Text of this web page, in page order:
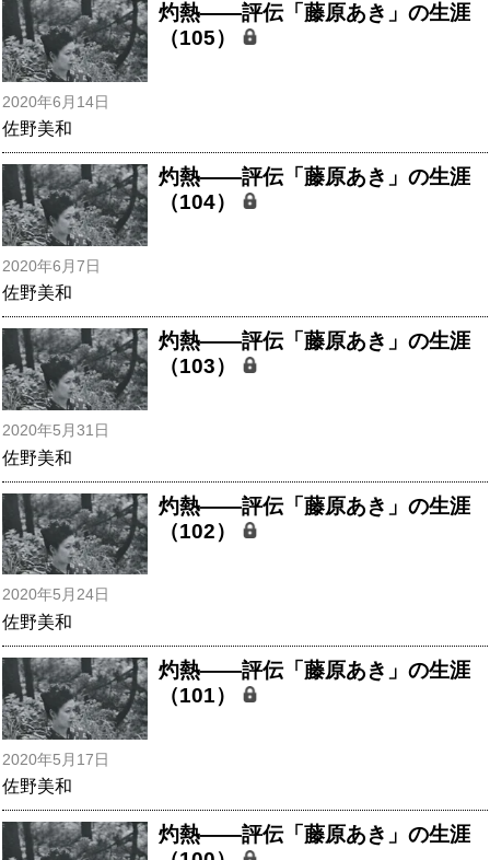
灼熱――評伝「藤原あき」の生涯
（105）
2020年6月14日
佐野美和
灼熱――評伝「藤原あき」の生涯
（104）
2020年6月7日
佐野美和
灼熱――評伝「藤原あき」の生涯
（103）
2020年5月31日
佐野美和
灼熱――評伝「藤原あき」の生涯
（102）
2020年5月24日
佐野美和
灼熱――評伝「藤原あき」の生涯
（101）
2020年5月17日
佐野美和
灼熱――評伝「藤原あき」の生涯